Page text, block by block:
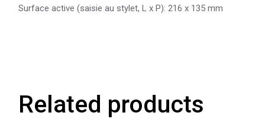
Surface active (saisie au stylet, L x P): 216 x 135 mm
Related products